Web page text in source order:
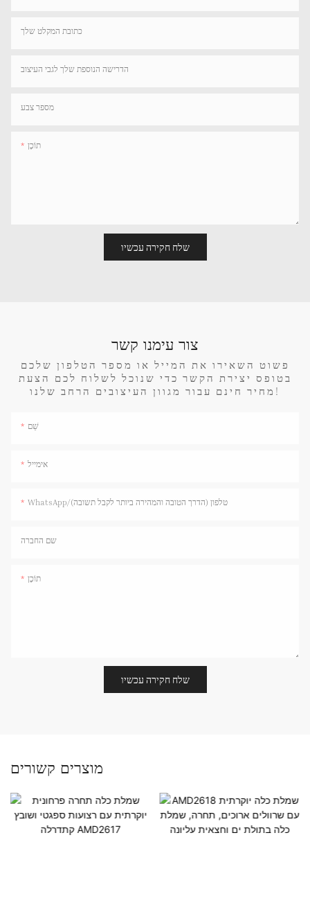
כתובת המקלט שלך
הדרישה הנוספת שלך לגבי העיצוב
מספר צבע
תוֹכֶן
שלח חקירה עכשיו
צור עימנו קשר
פשוט השאירו את המייל או מספר הטלפון שלכם
בטופס יצירת הקשר כדי שנוכל לשלוח לכם הצעת
מחיר חינם עבור מגוון העיצובים הרחב שלנו!
שֵׁם
אימייל
WhatsApp/טלפון (הדרך הטובה והמהירה ביותר לקבל תשובה)
שם החברה
תוֹכֶן
שלח חקירה עכשיו
מוצרים קשורים